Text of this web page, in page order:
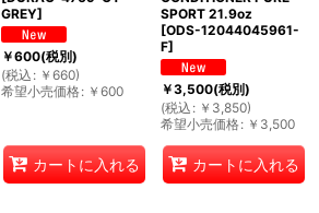
GREY]
￥600(税別)
(税込 : ￥ 660)
希望小売価格: ￥ 600
カートに入れる
SPORT 21.9oz
[ODS-12044045961-
F]
￥3,500(税別)
(税込 : ￥ 3,850)
希望小売価格: ￥ 3,500
カートに入れる